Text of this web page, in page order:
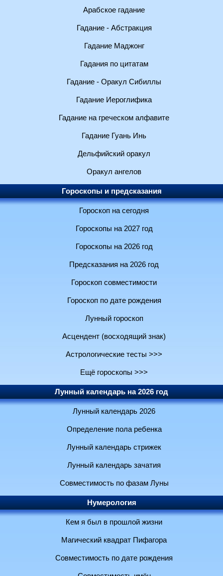
Арабское гадание
Гадание - Абстракция
Гадание Маджонг
Гадания по цитатам
Гадание - Оракул Сибиллы
Гадание Иероглифика
Гадание на греческом алфавите
Гадание Гуань Инь
Дельфийский оракул
Оракул ангелов
Гороскопы и предсказания
Гороскоп на сегодня
Гороскопы на 2027 год
Гороскопы на 2026 год
Предсказания на 2026 год
Гороскоп совместимости
Гороскоп по дате рождения
Лунный гороскоп
Асцендент (восходящий знак)
Астрологические тесты >>>
Ещё гороскопы >>>
Лунный календарь на 2026 год
Лунный календарь 2026
Определение пола ребенка
Лунный календарь стрижек
Лунный календарь зачатия
Совместимость по фазам Луны
Нумерология
Кем я был в прошлой жизни
Магический квадрат Пифагора
Совместимость по дате рождения